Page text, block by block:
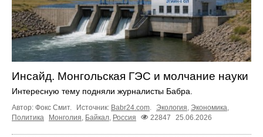
Инсайд. Монгольская ГЭС и молчание науки
Интересную тему подняли журналисты Бабра.
Автор: Фокс Смит. Источник: Babr24.com Экология Экономика
Политика
Монголия Байкал Россия 22847 25.06.2026